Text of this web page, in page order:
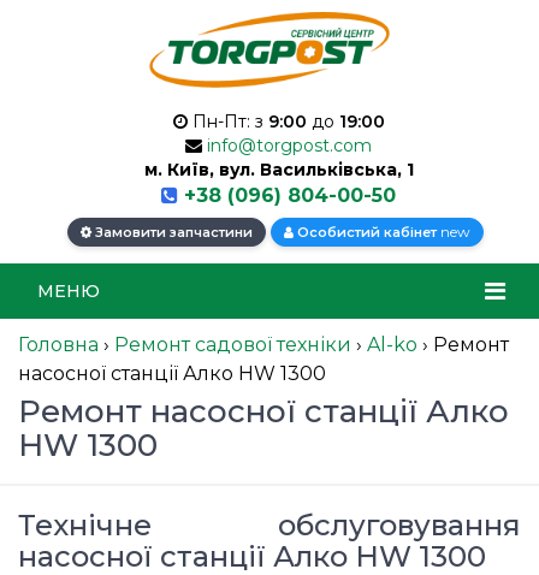
Пн-Пт: з 9:00 до 19:00
info@torgpost.com
м. Київ, вул. Васильківська, 1
+38 (096) 804-00-50
Замовити запчастини Особистий кабінет new
МЕНЮ
Головна › Ремонт садової техніки › Al-ko › Ремонт
насосної станції Алко HW 1300
Ремонт насосної станції Алко
HW 1300
Технічне обслуговування
насосної станції Алко HW 1300